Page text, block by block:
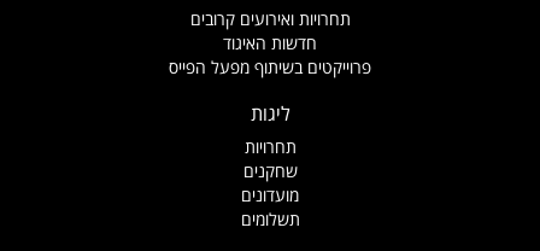
תחרויות ואירועים קרובים
חדשות האיגוד
פרוייקטים בשיתוף מפעל הפייס
ליגות
תחרויות
שחקנים
מועדונים
תשלומים